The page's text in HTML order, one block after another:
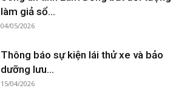
làm giả sổ...
04/05/2026
Thông báo sự kiện lái thử xe và bảo
dưỡng lưu...
15/04/2026